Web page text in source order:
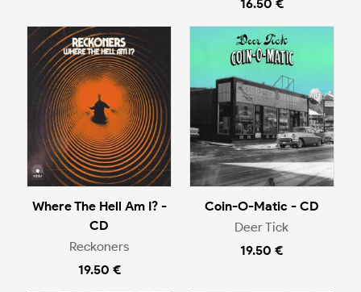
16.50 €
Where The Hell Am I? -
CD
Reckoners
19.50 €
Coin-O-Matic - CD
Deer Tick
19.50 €